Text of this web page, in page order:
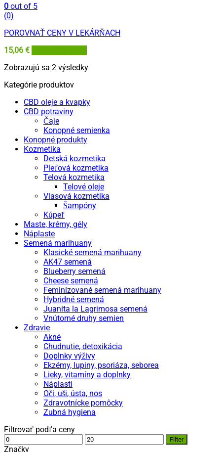
0 out of 5
(0)
POROVNAŤ CENY V LEKÁRŇACH
15,06 €
Zobrazujú sa 2 výsledkyZoradené
Kategórie produktov
CBD oleje a kvapky
CBD potraviny
Čaje
Konopné semienka
Konopné produkty
Kozmetika
Detská kozmetika
Pleťová kozmetika
Telová kozmetika
Telové oleje
Vlasová kozmetika
Šampóny
Kúpeľ
Maste, krémy, gély
Náplaste
Semená marihuany
Klasické semená marihuany
AK47 semená
Blueberry semená
Cheese semená
Feminizované semená marihuany
Hybridné semená
Juanita la Lagrimosa semená
Vnútorné druhy semien
Zdravie
Akné
Chudnutie, detoxikácia
Doplnky výživy
Ekzémy, lupiny, psoriáza, seborea
Lieky, vitamíny a doplnky
Náplasti
Oči, uši, ústa, nos
Zdravotnícke pomôcky
Zubná hygiena
Filtrovať podľa ceny
Minimálna
cena
Maximálna
cena
Filter
Značky